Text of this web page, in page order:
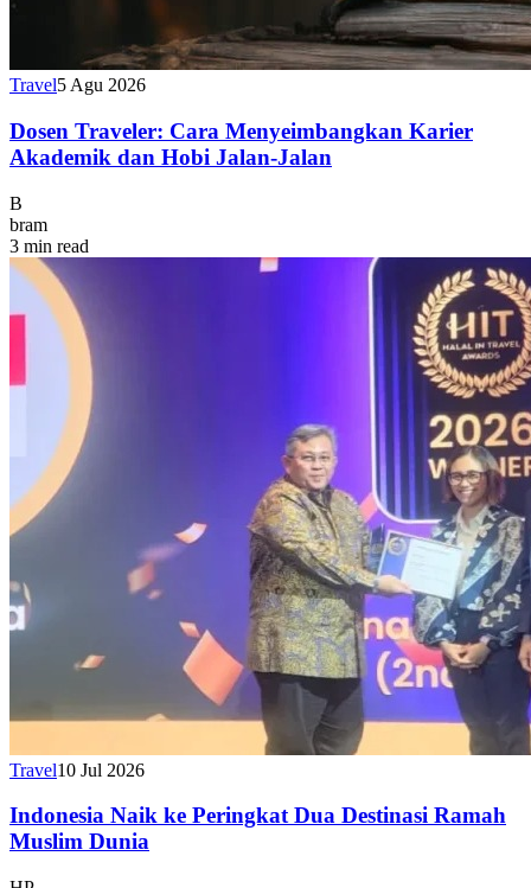
Travel5 Agu 2026
Dosen Traveler: Cara Menyeimbangkan Karier
Akademik dan Hobi Jalan-Jalan
B
bram
3 min read
Travel10 Jul 2026
Indonesia Naik ke Peringkat Dua Destinasi Ramah
Muslim Dunia